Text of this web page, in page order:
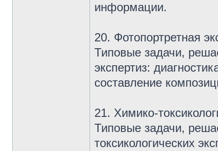
информации.
20. Фотопортретная
Типовые задачи,
экспертиз:
составление
21. Химико-
Типовые задачи,
токсикологических